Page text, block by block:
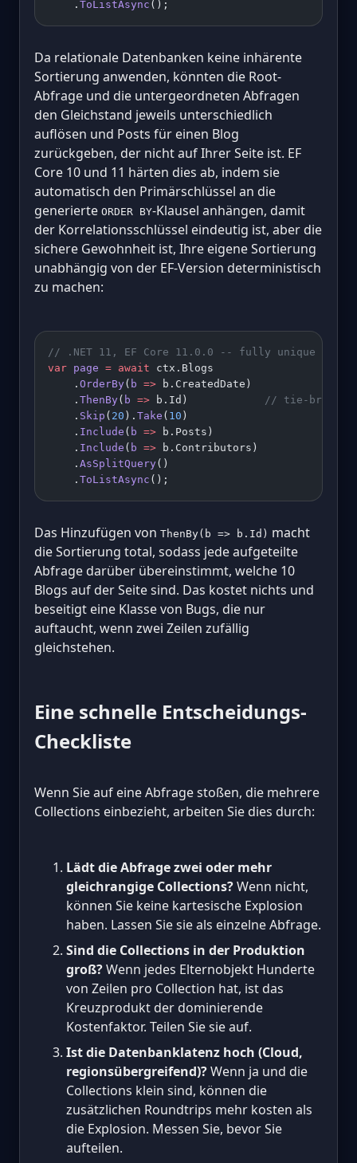
    .
ToListAsync ();
Da relationale Datenbanken keine inhärente
Sortierung anwenden, könnten die Root-
Abfrage und die untergeordneten Abfragen
den Gleichstand jeweils unterschiedlich
auflösen und Posts für einen Blog
zurückgeben, der nicht auf Ihrer Seite ist. EF
Core 10 und 11 härten dies ab, indem sie
automatisch den Primärschlüssel an die
generierte ORDER BY-Klausel anhängen, damit
der Korrelationsschlüssel eindeutig ist, aber die
sichere Gewohnheit ist, Ihre eigene Sortierung
unabhängig von der EF-Version deterministisch
zu machen:
// .NET 11, EF Core 11.0.0 -- fully unique
var page = await ctx.Blogs
    .
OrderBy( b => b.CreatedDate)
    .
ThenBy( b => b.Id)
// tie-breaker
    .
Skip ( 20 ). Take ( 10 )
    .
Include ( b => b.Posts)
    .
Include ( b => b.Contributors)
    .
AsSplitQuery()
    .
ToListAsync ();
Das Hinzufügen von ThenBy(b => b.Id) macht
die Sortierung total, sodass jede aufgeteilte
Abfrage darüber übereinstimmt, welche 10
Blogs auf der Seite sind. Das kostet nichts und
beseitigt eine Klasse von Bugs, die nur
auftaucht, wenn zwei Zeilen zufällig
gleichstehen.
Eine schnelle Entscheidungs-
Checkliste
Wenn Sie auf eine Abfrage stoßen, die mehrere
Collections einbezieht, arbeiten Sie dies durch:
Lädt die Abfrage zwei oder mehr
gleichrangige Collections?Wenn nicht,
können Sie keine kartesische Explosion
haben. Lassen Sie sie als einzelne Abfrage.
Sind die Collections in der Produktion
groß?Wenn jedes Elternobjekt Hunderte
von Zeilen pro Collection hat, ist das
Kreuzprodukt der dominierende
Kostenfaktor. Teilen Sie sie auf.
Ist die Datenbanklatenz hoch (Cloud,
regionsübergreifend)?Wenn ja und die
Collections klein sind, können die
zusätzlichen Roundtrips mehr kosten als
die Explosion. Messen Sie, bevor Sie
aufteilen.